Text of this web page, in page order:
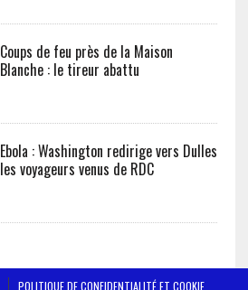
Coups de feu près de la Maison
Blanche : le tireur abattu
Ebola : Washington redirige vers Dulles
les voyageurs venus de RDC
POLITIQUE DE CONFIDENTIALITÉ ET COOKIE